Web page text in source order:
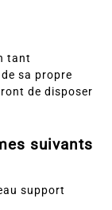
tant
sa propre
de disposer
suivants
support